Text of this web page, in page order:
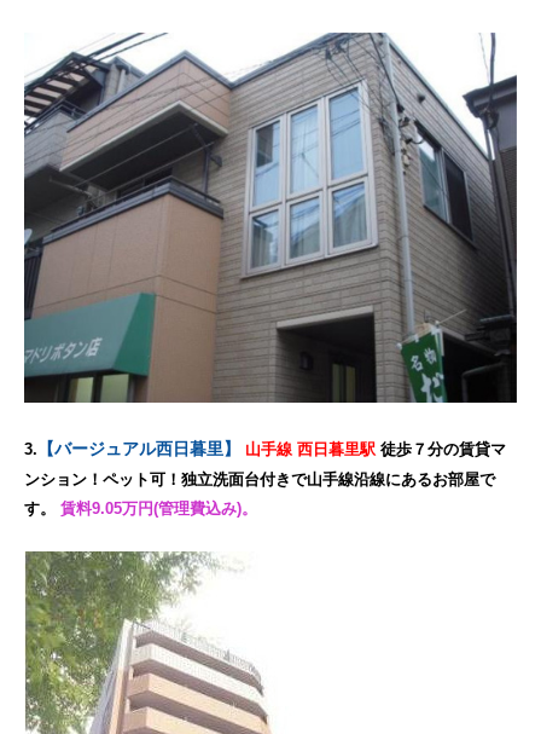
3. 【バージュアル西日暮里】 山手線 西日暮里駅 徒歩７分の賃貸マ
ンション！ペット可！独立洗面台付きで山手線沿線にあるお部屋で
す。 賃料9.05万円(管理費込み)。